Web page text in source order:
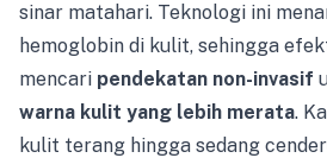
sinar matahari. Teknologi ini
hemoglobin di kulit, sehingga
mencari pendekatan non-invasif
warna kulit yang lebih merata.
kulit terang hingga sedang